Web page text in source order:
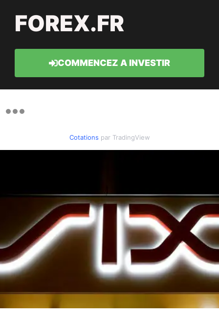
FOREX.FR
COMMENCEZ A INVESTIR
Cotations par TradingView